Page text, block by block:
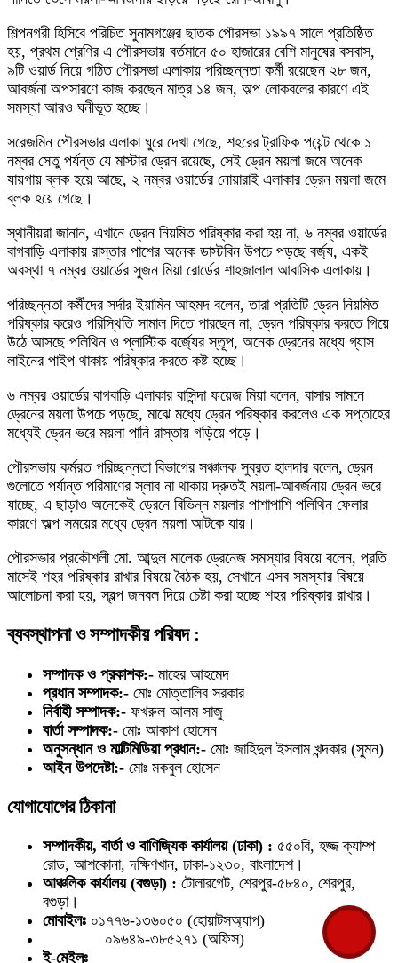
শিল্পনগরী হিসিবে পরিচিত সুনামগঞ্জের ছাতক পৌরসভা ১৯৯৭ সালে প্রতিষ্ঠিত
হয়, প্রথম শ্রেণির এ পৌরসভায় বর্তমানে ৫০ হাজারের বেশি মানুষের বসবাস,
৯টি ওয়ার্ড নিয়ে গঠিত পৌরসভা এলাকায় পরিচ্ছন্নতা কর্মী রয়েছেন ২৮ জন,
আবর্জনা অপসারণে কাজ করছেন মাত্র ১৪ জন, অল্প লোকবলের কারণে এই
সমস্যা আরও ঘনীভূত হচ্ছে।
সরেজমিন পৌরসভার এলাকা ঘুরে দেখা গেছে, শহরের ট্রাফিক পয়েন্ট থেকে ১
নম্বর সেতু পর্যন্ত যে মাস্টার ড্রেন রয়েছে, সেই ড্রেন ময়লা জমে অনেক
যায়গায় ব্লক হয়ে আছে, ২ নম্বর ওয়ার্ডের নোয়ারাই এলাকার ড্রেন ময়লা জমে
ব্লক হয়ে গেছে।
স্থানীয়রা জানান, এখানে ড্রেন নিয়মিত পরিষ্কার করা হয় না, ৬ নম্বর ওয়ার্ডের
বাগবাড়ি এলাকায় রাস্তার পাশের অনেক ডাস্টবিন উপচে পড়ছে বর্জ্য, একই
অবস্থা ৭ নম্বর ওয়ার্ডের সুজন মিয়া রোর্ডের শাহজালাল আবাসিক এলাকায়।
পরিচ্ছন্নতা কর্মীদের সর্দার ইয়ামিন আহমদ বলেন, তারা প্রতিটি ড্রেন নিয়মিত
পরিষ্কার করেও পরিস্থিতি সামাল দিতে পারছেন না, ড্রেন পরিষ্কার করতে গিয়ে
উঠে আসছে পলিথিন ও প্লাস্টিক বর্জ্যের স্তূপ, অনেক ড্রেনের মধ্যে গ্যাস
লাইনের পাইপ থাকায় পরিষ্কার করতে কষ্ট হচ্ছে।
৬ নম্বর ওয়ার্ডের বাগবাড়ি এলাকার বাসিন্দা ফয়েজ মিয়া বলেন, বাসার সামনে
ড্রেনের ময়লা উপচে পড়ছে, মাঝে মধ্যে ড্রেন পরিষ্কার করলেও এক সপ্তাহের
মধ্যেই ড্রেন ভরে ময়লা পানি রাস্তায় গড়িয়ে পড়ে।
পৌরসভায় কর্মরত পরিচ্ছন্নতা বিভাগের সঞ্চালক সুব্রত হালদার বলেন, ড্রেন
গুলোতে পর্যান্ত পরিমাণের স্লাব না থাকায় দ্রুতই ময়লা-আবর্জনায় ড্রেন ভরে
যাচ্ছে, এ ছাড়াও অনেকেই ড্রেনে বিভিন্ন ময়লার পাশাপাশি পলিথিন ফেলার
কারণে অল্প সময়ের মধ্যে ড্রেন ময়লা আটকে যায়।
পৌরসভার প্রকৌশলী মো. আব্দুল মালেক ড্রেনেজ সমস্যার বিষয়ে বলেন, প্রতি
মাসেই শহর পরিষ্কার রাখার বিষয়ে বৈঠক হয়, সেখানে এসব সমস্যার বিষয়ে
আলোচনা করা হয়, স্বল্প জনবল দিয়ে চেষ্টা করা হচ্ছে শহর পরিষ্কার রাখার।
ব্যবস্থাপনা ও সম্পাদকীয় পরিষদ :
সম্পাদক ও প্রকাশক:- মাহের আহমেদ
প্রধান সম্পাদক:- মোঃ মোত্তালিব সরকার
নির্বাহী সম্পাদক:- ফখরুল আলম সাজু
বার্তা সম্পাদক:- মোঃ আকাশ হোসেন
অনুসন্ধান ও মাল্টিমিডিয়া প্রধান:- মোঃ জাহিদুল ইসলাম খন্দকার (সুমন)
আইন উপদেষ্টা:- মোঃ মকবুল হোসেন
যোগাযোগের ঠিকানা
সম্পাদকীয়, বার্তা ও বাণিজ্যিক কার্যালয় (ঢাকা) : ৫৫০বি, হজ্জ ক্যাম্প
রোড, আশকোনা, দক্ষিণখান, ঢাকা-১২৩০, বাংলাদেশ।
আঞ্চলিক কার্যালয় (বগুড়া) : টোলারগেট, শেরপুর-৫৮৪০, শেরপুর,
বগুড়া।
মোবাইলঃ ০১৭৭৬-১৩৬০৫০ (হোয়াটসঅ্যাপ)
০৯৬৪৯-৩৮৫২৭১ (অফিস)
ই-মেইলঃ